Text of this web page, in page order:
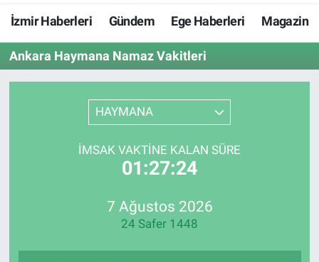
İzmir Haberleri Gündem Ege Haberleri Magazin
Ankara Haymana Namaz Vakitleri
HAYMANA
İMSAK VAKTINE KALAN SÜRE
01:27:23
7 Ağustos 2026
24 Safer 1448
Resmi İlanlar
Resmi Reklam